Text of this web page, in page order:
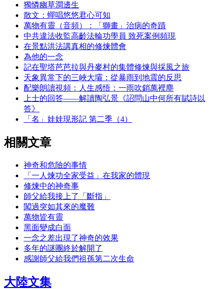
獨憐幽草澗邊生
散文：蟬唱悠悠君心可知
萬物有靈（音頻）：「獅畫」治病的奇蹟
中共違法收監高齡法輪功學員 致死案例頻現
在景點洪法講真相的修煉體會
為他的一念
記在聖塔芭芭拉與丹麥村的集體修煉與採風之旅
天象異常下的三峽大壩：從暴雨到地震的反思
配樂朗讀視頻：人生感悟：一雨吹銷萬裡塵
上士的回答——解讀陶弘景《詔問山中何所有賦詩以
答》
「名」娃娃現形記 第二季（4）
相關文章
神奇和危險的事情
「一人煉功全家受益」在我家的體現
修煉中的神奇事
師父給我接上了「斷指」
闖過突如其來的魔難
萬物皆有靈
黑面變成白面
一念之差出現了神奇的效果
多年的謎團終於解開了
感謝師父給我們祖孫第二次生命
大陸文集